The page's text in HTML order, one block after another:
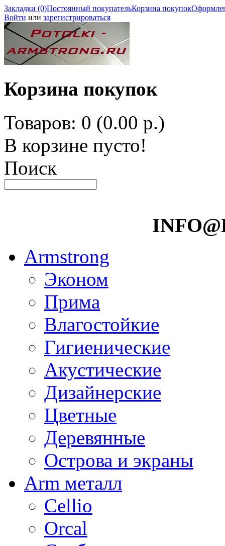
Закладки (0)Постоянный покупательКорзина покупок
Войти или зарегистрироваться
Корзина покупок
Товаров: 0 (0.00 р.)
В корзине пусто!
Поиск
Armstrong
Эконом
Прима
Влагостойкие
Гигиенические
Акустические
Дизайнерские
Цветные
Деревянные
Острова и экраны
Arm металл
Cellio
Orcal